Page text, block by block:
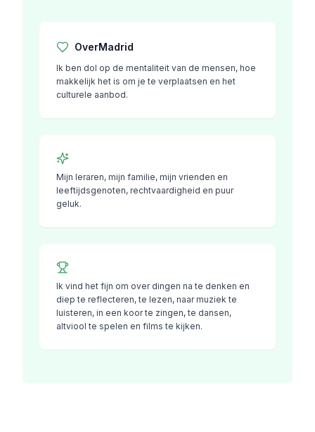
OverMadrid
Ik ben dol op de mentaliteit van de mensen, hoe
makkelijk het is om je te verplaatsen en het
culturele aanbod.
Mijn leraren, mijn familie, mijn vrienden en
leeftijdsgenoten, rechtvaardigheid en puur
geluk.
Ik vind het fijn om over dingen na te denken en
diep te reflecteren, te lezen, naar muziek te
luisteren, in een koor te zingen, te dansen,
altviool te spelen en films te kijken.